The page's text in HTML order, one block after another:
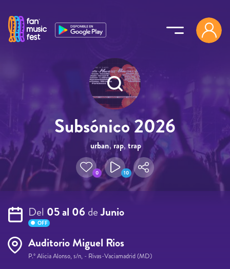
Subsónico 2026
urban, rap, trap
0 10
Del 05 al 06 deJunio
OFF
Auditorio Miguel Rios
P.º Alicia Alonso, s/n, - Rivas-Vaciamadrid (MD)